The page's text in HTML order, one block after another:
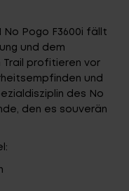
No Pogo F3600i fällt
und dem
profitieren vor
und
des No
den es souverän